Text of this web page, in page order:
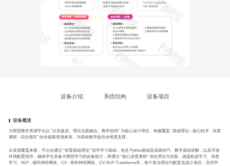
设备介绍 系统结构 设备项目
设备概述
大模型教学资源平台以 “分层递进、理论实践融合、教学协同” 为核心设计理念，构建覆盖 “基础理论 - 核心技术 - 深度
课程 - 综合项目” 的全链路资源体系，为高校教学提供全维度支撑。
从资源覆盖来看，平台先通过 “前置基础理论” 筑牢学习基础，包含 Python基础及高级技巧、数学基础讲解，以及开发
环境配置指导，确保学生具备大模型学习的必备能力；再通过 “核心深度课程” 深化理论与实验，涵盖机器学习、深度
学习、NLP - 循环神经网络、CV - 卷积神经网络、CV-NLP-Transforme等，每个算法理论均配套实战小项目，支持学